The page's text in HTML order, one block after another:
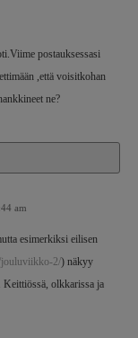
postauksessasi
,että voisitkohan
ne?
am
esimerkiksi eilisen
jouluviikko-2/) näkyy
Keittiössä, olkkarissa ja